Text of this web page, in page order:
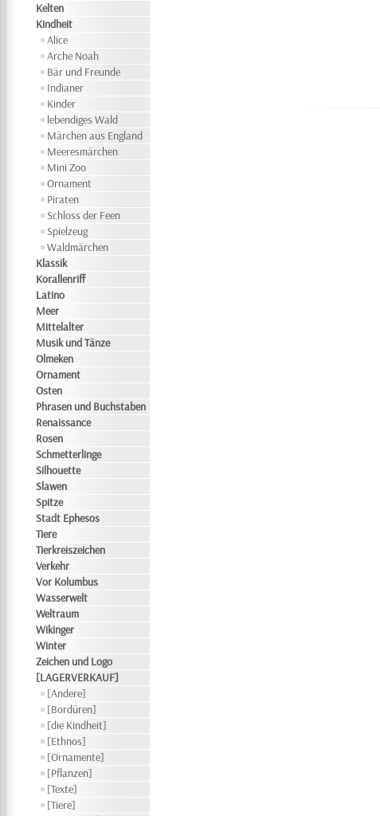
Kelten
Kindheit
Alice
Arche Noah
Bär und Freunde
Indianer
Kinder
lebendiges Wald
Märchen aus England
Meeresmärchen
Mini Zoo
Ornament
Piraten
Schloss der Feen
Spielzeug
Waldmärchen
Klassik
Korallenriff
Latino
Meer
Mittelalter
Musik und Tänze
Olmeken
Ornament
Osten
Phrasen und Buchstaben
Renaissance
Rosen
Schmetterlinge
Silhouette
Slawen
Spitze
Stadt Ephesos
Tiere
Tierkreiszeichen
Verkehr
Vor Kolumbus
Wasserwelt
Weltraum
Wikinger
Winter
Zeichen und Logo
[LAGERVERKAUF]
[Andere]
[Bordüren]
[die Kindheit]
[Ethnos]
[Ornamente]
[Pflanzen]
[Texte]
[Tiere]